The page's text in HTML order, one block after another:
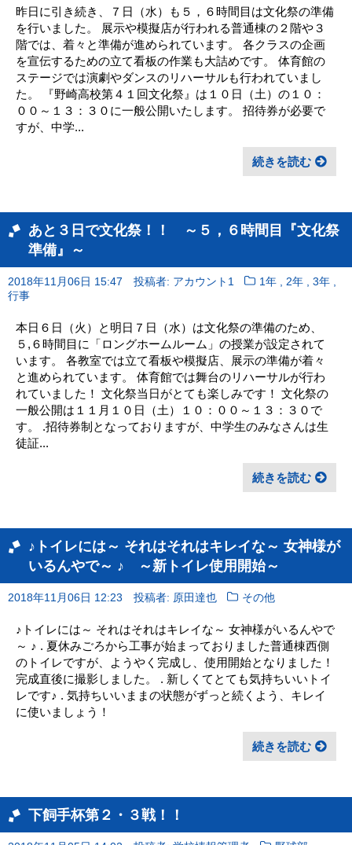
昨日に引き続き、７日（水）も５，６時間目は文化祭の準備
を行いました。 展示や模擬店が行われる普通棟の２階や３
階では、着々と準備が進められています。 各クラスの企画
を宣伝するための立て看板の作業も大詰めです。 体育館の
ステージでは演劇やダンスのリハーサルも行われていまし
た。 『野崎高校第４１回文化祭』は１０日（土）の１０：
００～１３：３０に一般公開いたします。 招待券が必要で
すが、中学...
続きを読む
あと３日で文化祭！！ ～５，６時間目『文化祭
準備』～
2018年11月06日 15:47 投稿者: アカウント1 1年 2年 ,3年
行事
本日６日（火）と明日７日（水）は文化祭の準備のため、
５,６時間目に「ロングホームルーム」の授業が設定されて
います。 各教室では立て看板や模擬店、展示の準備が着々
と進められています。 体育館では舞台のリハーサルが行わ
れていました！ 文化祭当日がとても楽しみです！ 文化祭の
一般公開は１１月１０日（土）１０：００～１３：３０で
す。 .招待券制となっておりますが、中学生のみなさんは生
徒証...
続きを読む
♪トイレには～ それはそれはキレイな～ 女神様が
いるんやで～ ♪ ～新トイレ使用開始～
2018年11月06日 12:23 投稿者: 原田達也 その他
♪トイレには～ それはそれはキレイな～ 女神様がいるんやで
～ ♪ . 夏休みごろから工事が始まっておりました普通棟西側
のトイレですが、ようやく完成し、使用開始となりました！
完成直後に撮影しました。 . 新しくてとても気持ちいいトイ
レです♪ . 気持ちいいままの状態がずっと続くよう、キレイ
に使いましょう！
続きを読む
下飼手杯第２・３戦！！